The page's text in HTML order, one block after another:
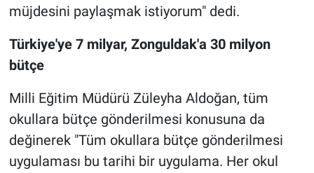
müjdesini paylaşmak istiyorum" dedi.
Türkiye'ye 7 milyar, Zonguldak'a 30 milyon
bütçe
Milli Eğitim Müdürü Züleyha Aldoğan, tüm
okullara bütçe gönderilmesi konusuna da
değinerek "Tüm okullara bütçe gönderilmesi
uygulaması bu tarihi bir uygulama. Her okul